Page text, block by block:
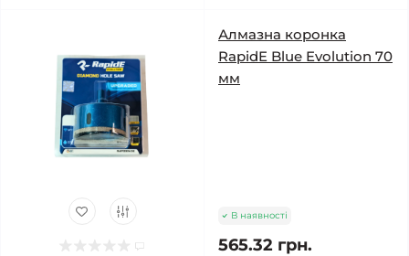
Алмазна коронка
RapidE Blue Evolution 70
мм
В наявності
565.32 грн.